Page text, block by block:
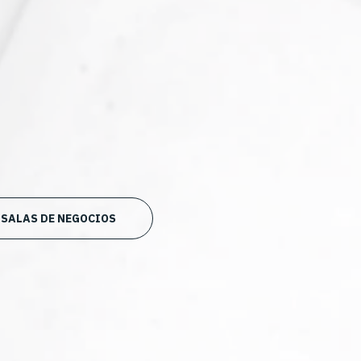
SALAS DE NEGOCIOS